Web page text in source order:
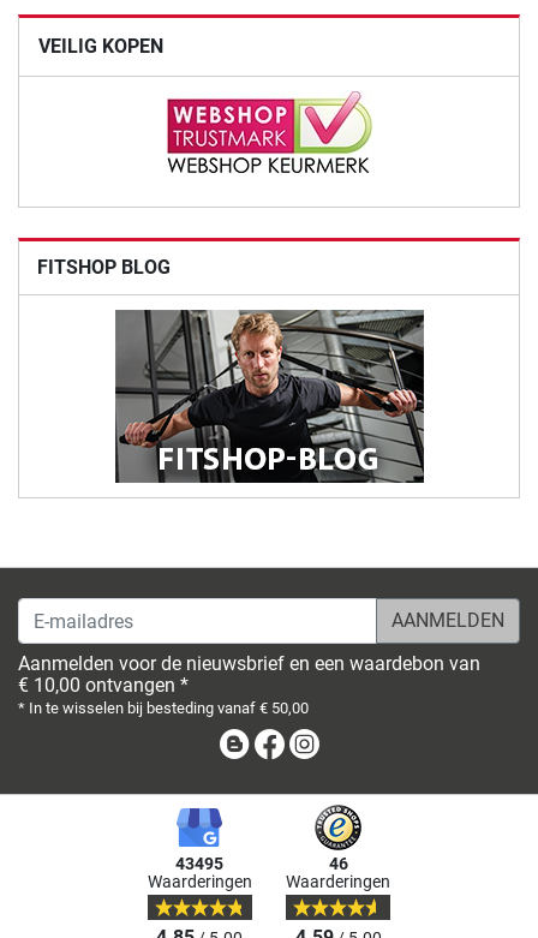
VEILIG KOPEN
FITSHOP BLOG
E-mailadres
Aanmelden voor de nieuwsbrief en een waardebon van
€ 10,00 ontvangen *
* In te wisselen bij besteding vanaf € 50,00
BlogFacebook
43495
Waarderingen
46
Waarderingen